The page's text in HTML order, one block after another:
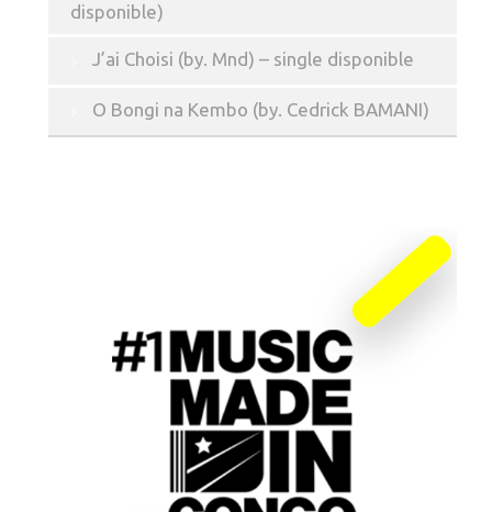
disponible)
J’ai Choisi (by. Mnd) – single disponible
O Bongi na Kembo (by. Cedrick BAMANI)